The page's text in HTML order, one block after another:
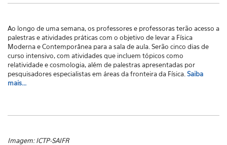
Ao longo de uma semana, os professores e professoras terão acesso a
palestras e atividades práticas com o objetivo de levar a Física
Moderna e Contemporânea para a sala de aula. Serão cinco dias de
curso intensivo, com atividades que incluem tópicos como
relatividade e cosmologia, além de palestras apresentadas por
pesquisadores especialistas em áreas da fronteira da Física. Saiba
mais...
Imagem: ICTP-SAIFR